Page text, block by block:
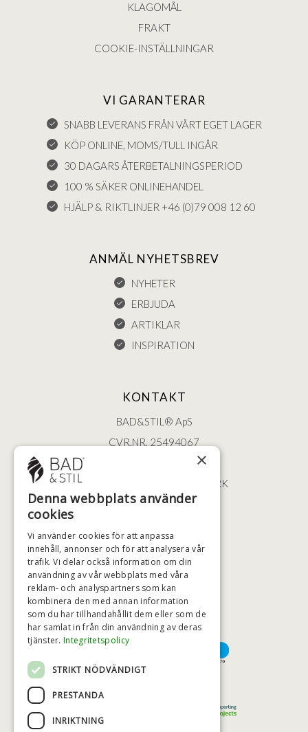
KLAGOMÅL
FRAKT
COOKIE-INSTÄLLNINGAR
VI GARANTERAR
SNABB LEVERANS FRÅN VÅRT EGET LAGER
KÖP ONLINE, MOMS/TULL INGÅR
30 DAGARS ÅTERBETALNINGSPERIOD
100 % SÄKER ONLINEHANDEL
HJÄLP & RIKTLINJER +46 (0)79 008 12 60
ANMÄL NYHETSBREV
NYHETER
ERBJUDA
ARTIKLAR
INSPIRATION
KONTAKT
BAD&STIL® ApS
CVR.NR. 25494067
ØSTERBROGADE 202
2100 KØBENHAVN • DANMARK
+46 (0)79 008 12 60
HÖGSTA KREDITVÄRDIGHET
BETALNINGSALTERNATIV
×
Denna webbplats använder
cookies
Vi använder cookies för att anpassa
innehåll, annonser och för att analysera vår
trafik. Vi delar också information om din
användning av vår webbplats med våra
reklam- och analyspartners som kan
kombinera den med annan information
som du har tillhandahållit dem eller som de
har samlat in från din användning av deras
tjänster. Integritetspolicy
STRIKT NÖDVÄNDIGT
PRESTANDA
INRIKTNING